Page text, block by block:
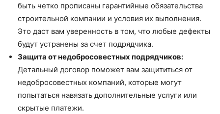
быть четко прописаны гарантийные обязательства
строительной компании и условия их выполнения.
Это даст вам уверенность в том, что любые дефекты
будут устранены за счет подрядчика.
Защита от недобросовестных подрядчиков:
Детальный договор поможет вам защититься от
недобросовестных компаний, которые могут
попытаться навязать дополнительные услуги или
скрытые платежи.